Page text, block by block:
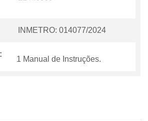
INMETRO: 014077/2024
1 Manual de Instruções.